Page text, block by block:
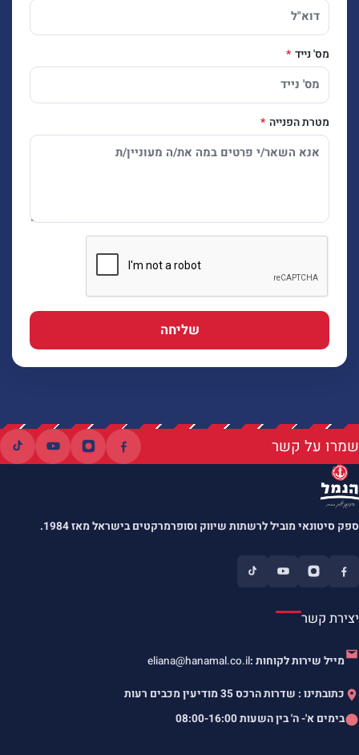
מס' נייד
מטרת הפנייה
שליחה
שמרו על קשר
ספק סיטונאי מוביל לרשתות שיווק וסופרמרקטים בישראל מאז 1984.
יצירת קשר
מייל שירות לקוחות :eliana@hanamal.co.il
כתובתינו : שדרות הרכס 35 מודיעין מכבים רעות
בימים א'- ה' בין השעות08:00-16:00